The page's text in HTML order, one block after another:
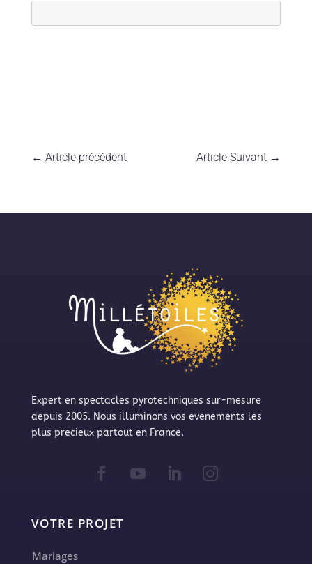
← Article précédent Article Suivant →
Expert en spectacles pyrotechniques sur-mesure
depuis 2005. Nous illuminons vos evenements les
plus precieux partout en France.
VOTRE PROJET
Mariages